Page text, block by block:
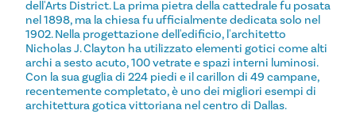
dell'Arts District. La prima pietra della cattedrale fu posata
nel 1898, ma la chiesa fu ufficialmente dedicata solo nel
1902. Nella progettazione dell'edificio, l'architetto
Nicholas J. Clayton ha utilizzato elementi gotici come alti
archi a sesto acuto, 100 vetrate e spazi interni luminosi.
Con la sua guglia di 224 piedi e il carillon di 49 campane,
recentemente completato, è uno dei migliori esempi di
architettura gotica vittoriana nel centro di Dallas.